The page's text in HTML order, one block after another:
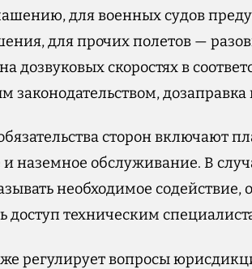
для военных судов
для прочих полетов —
дозвуковых скоростях в
законодательством, дозаправка
сторон включают
и наземное обслуживание. В
необходимое содействие,
доступ техническим
регулирует вопросы